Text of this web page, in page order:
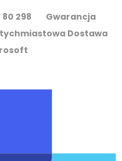
80 298 Gwarancja
Dostawa